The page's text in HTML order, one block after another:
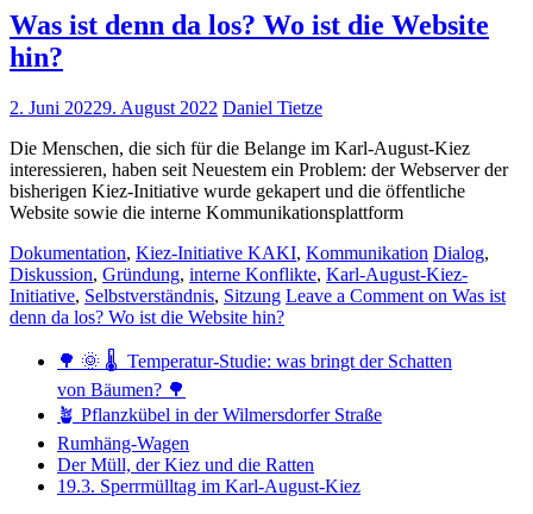
Was ist denn da los? Wo ist die Website
hin?
2. Juni 20229. August 2022 Daniel Tietze
Die Menschen, die sich für die Belange im Karl-August-Kiez
interessieren, haben seit Neuestem ein Problem: der Webserver der
bisherigen Kiez-Initiative wurde gekapert und die öffentliche
Website sowie die interne Kommunikationsplattform
Dokumentation, Kiez-Initiative KAKI, Kommunikation Dialog,
Diskussion, Gründung, interne Konflikte, Karl-August-Kiez-
Initiative, Selbstverständnis, Sitzung Leave a Comment on Was ist
denn da los? Wo ist die Website hin?
🌳 🌞 🌡️ Temperatur-Studie: was bringt der Schatten
von Bäumen? 🌳
🪴 Pflanzkübel in der Wilmersdorfer Straße
Rumhäng-Wagen
Der Müll, der Kiez und die Ratten
19.3. Sperrmülltag im Karl-August-Kiez